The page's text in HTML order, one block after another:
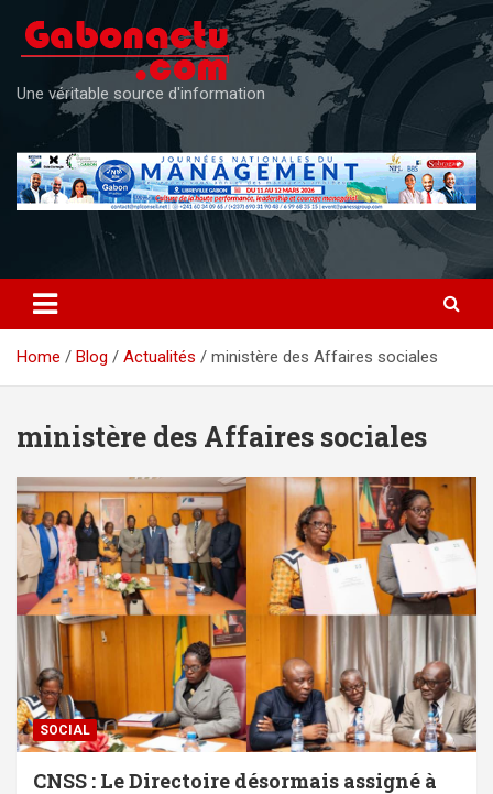
content
Une véritable source d'information
Home Blog Actualités ministère des Affaires sociales
ministère des Affaires sociales
SOCIAL
CNSS : Le Directoire désormais assigné à